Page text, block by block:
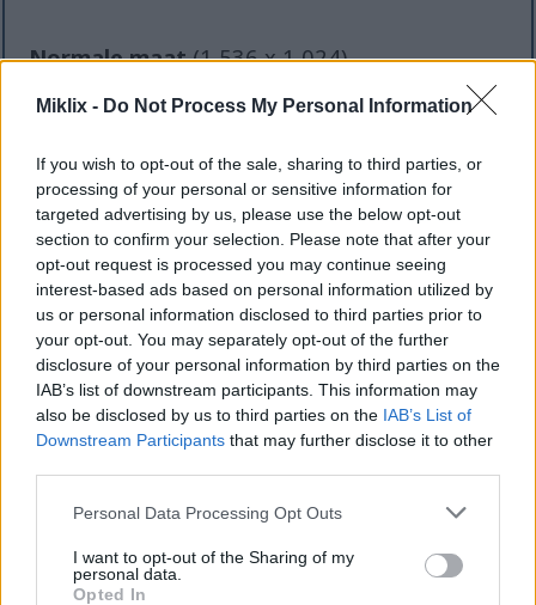
Miklix - Do Not Process My Personal Information
If you wish to opt-out of the sale, sharing to third parties, or
processing of your personal or sensitive information for
targeted advertising by us, please use the below opt-out
section to confirm your selection. Please note that after your
opt-out request is processed you may continue seeing
interest-based ads based on personal information utilized by
us or personal information disclosed to third parties prior to
your opt-out. You may separately opt-out of the further
disclosure of your personal information by third parties on the
IAB’s list of downstream participants. This information may
also be disclosed by us to third parties on the IAB’s List of
Downstream Participants that may further disclose it to other
Please note that this website/app uses one or more Google
not limited to your visit or usage behaviour. You may click to
grant or deny consent to Google and its third-party tags to
Personal Data Processing Opt Outs
I want to opt-out of the Sharing of my
personal data.
Opted In
Normale maat(1,536 x 1,024)
AVIF(83 KB)
JPEG (414 KB)
Groot formaat(3,072 x 2,048)
AVIF(223 KB)
WebP(549 KB)
JPEG(1.3 MB)
Zeer groot formaat(4,608 x 3,072)
AVIF(361 KB)
WebP(908 KB)
JPEG
(2.5 MB)
Extra groot formaat(6,144 x 4,096)